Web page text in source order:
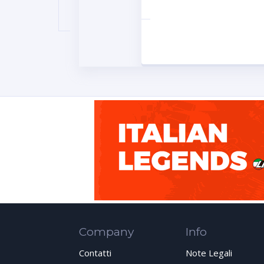
Company
Contatti
Info
Note Legali